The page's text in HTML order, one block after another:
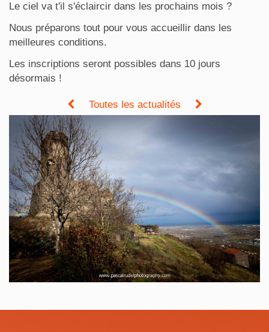
Le ciel va t'il s'éclaircir dans les prochains mois ?
Nous préparons tout pour vous accueillir dans les
meilleures conditions.
Les inscriptions seront possibles dans 10 jours
désormais !
Toutes les actualités